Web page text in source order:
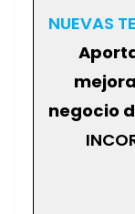
NUEVAS
negocio